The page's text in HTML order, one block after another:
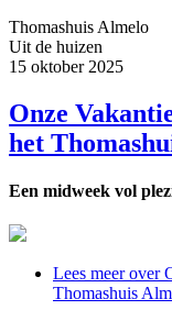
Thomashuis Almelo
Uit de huizen
15 oktober 2025
Onze
het
Een midweek vol
Lees meerover
Thomashuis